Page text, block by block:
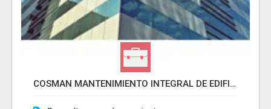
COSMAN MANTENIMIENTO INTEGRAL DE EDIFICIOS